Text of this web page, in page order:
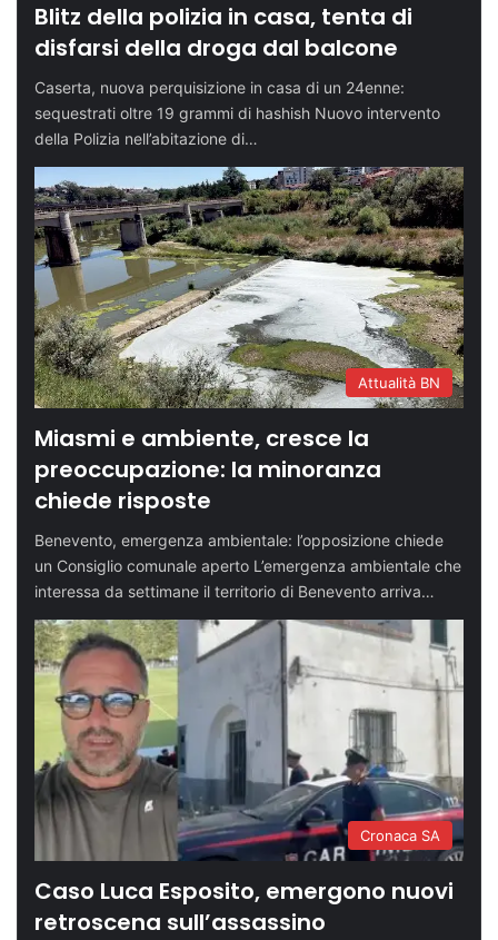
Blitz della polizia in casa, tenta di
disfarsi della droga dal balcone
Caserta, nuova perquisizione in casa di un 24enne:
sequestrati oltre 19 grammi di hashish Nuovo intervento
della Polizia nell’abitazione di…
Attualità BN
Miasmi e ambiente, cresce la
preoccupazione: la minoranza
chiede risposte
Benevento, emergenza ambientale: l’opposizione chiede
un Consiglio comunale aperto L’emergenza ambientale che
interessa da settimane il territorio di Benevento arriva…
Cronaca SA
Caso Luca Esposito, emergono nuovi
retroscena sull’assassino